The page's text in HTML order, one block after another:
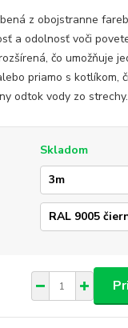
z obojstranne
a odolnosť voči
čo umožňuje
priamo s kotlíkom,
odtok vody zo strechy.
Skladom